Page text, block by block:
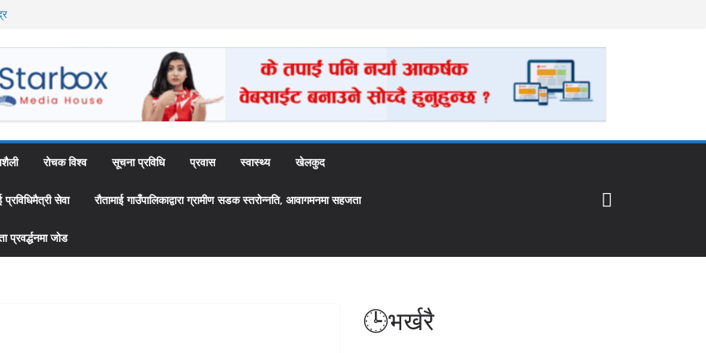
वाटिका’
रोचक विश्व सूचना प्रविधि प्रवास स्वास्थ्य खेलकुद
सेवा रौतामाई गाउँपालिकाद्वारा ग्रामीण सडक स्तरोन्नति, आवागमनमा सहजता
प्रवर्द्धनमा जोड
🕒भर्खरै